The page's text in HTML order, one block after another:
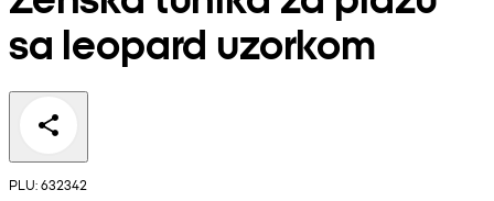
sa leopard uzorkom
PLU: 632342